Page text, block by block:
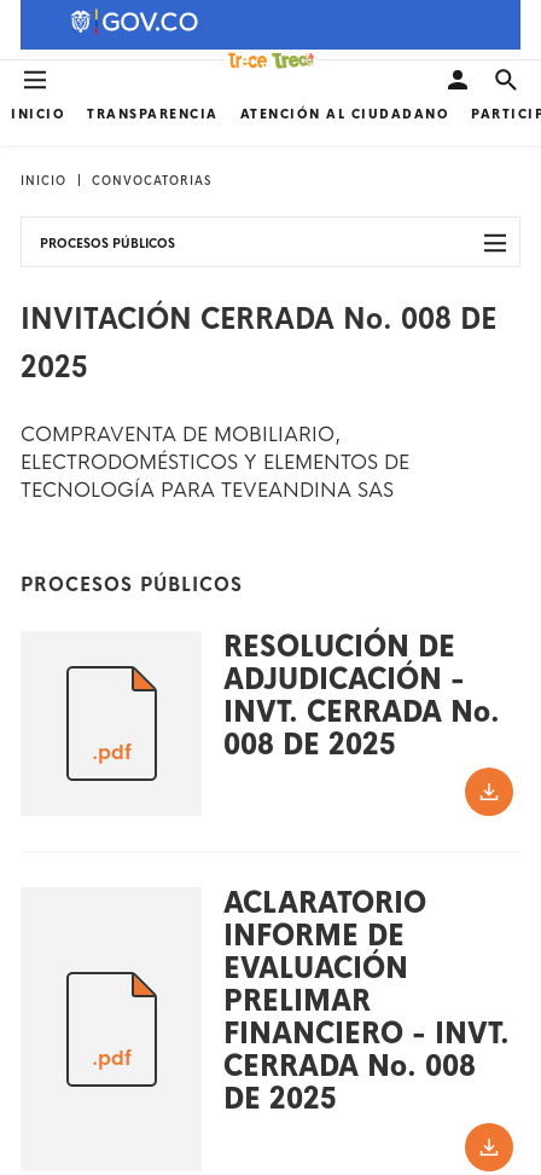
INICIO TRANSPARENCIA ATENCIÓN AL CIUDADANO
INICIO CONVOCATORIAS
PROCESOS PÚBLICOS
INVITACIÓN CERRADA No. 008 DE
2025
COMPRAVENTA DE MOBILIARIO,
ELECTRODOMÉSTICOS Y ELEMENTOS DE
TECNOLOGÍA PARA TEVEANDINA SAS
PROCESOS PÚBLICOS
.pdf
RESOLUCIÓN DE
ADJUDICACIÓN -
INVT. CERRADA No.
008 DE 2025
.pdf
ACLARATORIO
INFORME DE
EVALUACIÓN
PRELIMAR
FINANCIERO - INVT.
CERRADA No. 008
DE 2025